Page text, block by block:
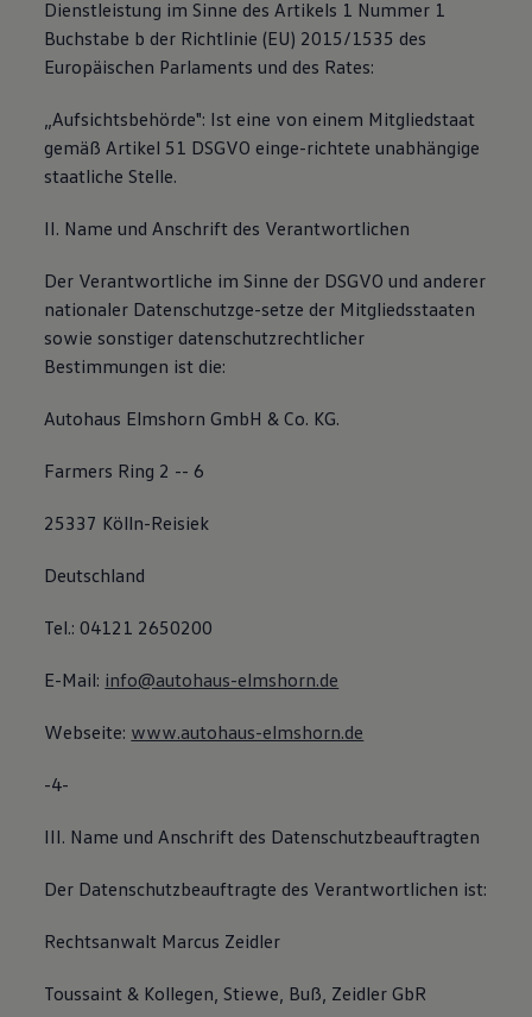
Dienstleistung im Sinne des Artikels 1 Nummer 1
Buchstabe b der Richtlinie (EU) 2015/1535 des
Europäischen Parlaments und des Rates:
„Aufsichtsbehörde": Ist eine von einem Mitgliedstaat
gemäß Artikel 51 DSGVO einge-richtete unabhängige
staatliche Stelle.
II. Name und Anschrift des Verantwortlichen
Der Verantwortliche im Sinne der DSGVO und anderer
nationaler Datenschutzge-setze der Mitgliedsstaaten
sowie sonstiger datenschutzrechtlicher
Bestimmungen ist die:
Autohaus Elmshorn GmbH & Co. KG.
Farmers Ring 2 -- 6
25337 Kölln-Reisiek
Deutschland
Tel.: 04121 2650200
E-Mail: info@autohaus-elmshorn.de
Webseite: www.autohaus-elmshorn.de
-4-
III. Name und Anschrift des Datenschutzbeauftragten
Der Datenschutzbeauftragte des Verantwortlichen ist:
Rechtsanwalt Marcus Zeidler
Toussaint & Kollegen, Stiewe, Buß, Zeidler GbR